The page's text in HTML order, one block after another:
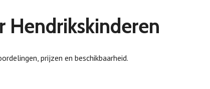
Hendrikskinderen
prijzen en beschikbaarheid.